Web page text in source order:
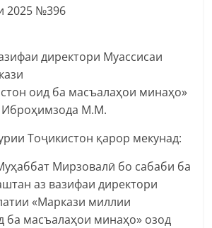
2025 №396
директори Муассисаи
оид ба масъалаҳои минаҳо»
Иброҳимзода М.М.
Тоҷикистон қарор мекунад:
Мирзовалӣ бо сабаби ба
аз вазифаи директори
«Маркази миллии
ба масъалаҳои минаҳо» озод